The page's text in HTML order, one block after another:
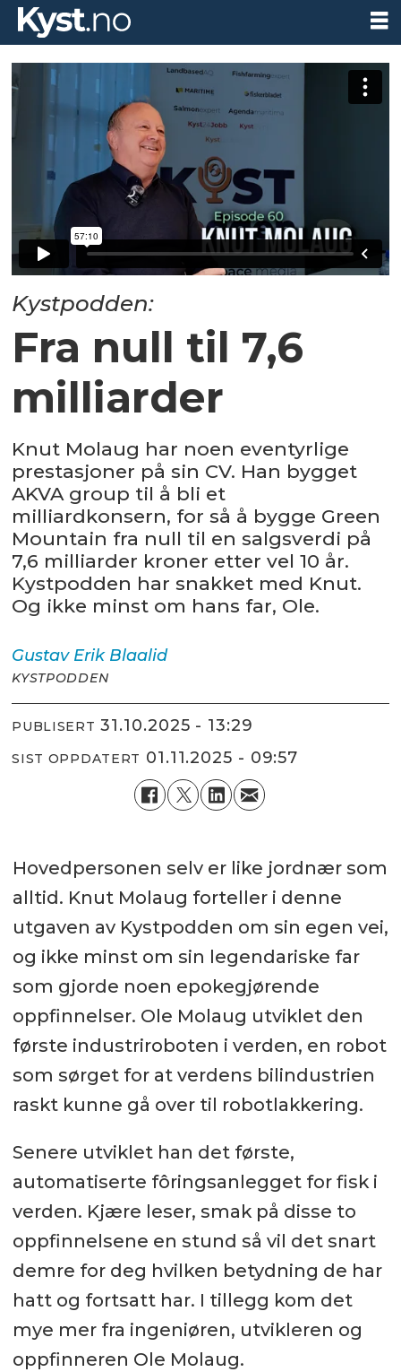
Kystpodden:
Fra null til 7,6
milliarder
Knut Molaug har noen eventyrlige
prestasjoner på sin CV. Han bygget
AKVA group til å bli et
milliardkonsern, for så å bygge Green
Mountain fra null til en salgsverdi på
7,6 milliarder kroner etter vel 10 år.
Kystpodden har snakket med Knut.
Og ikke minst om hans far, Ole.
Gustav Erik Blaalid
KYSTPODDEN
PUBLISERT 31.10.2025 - 13:29
SIST OPPDATERT 01.11.2025 - 09:57
Hovedpersonen selv er like jordnær som
alltid. Knut Molaug forteller i denne
utgaven av Kystpodden om sin egen vei,
og ikke minst om sin legendariske far
som gjorde noen epokegjørende
oppfinnelser. Ole Molaug utviklet den
første industriroboten i verden, en robot
som sørget for at verdens bilindustrien
raskt kunne gå over til robotlakkering.
Senere utviklet han det første,
automatiserte fôringsanlegget for fisk i
verden. Kjære leser, smak på disse to
oppfinnelsene en stund så vil det snart
demre for deg hvilken betydning de har
hatt og fortsatt har. I tillegg kom det
mye mer fra ingeniøren, utvikleren og
oppfinneren Ole Molaug.